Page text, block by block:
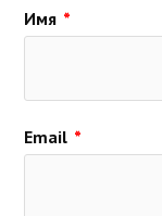
Имя *
Email *